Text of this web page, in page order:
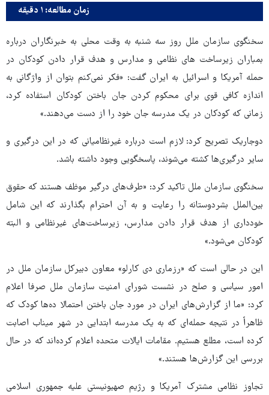
زمان مطالعه: ۱ دقیقه
سخنگوی سازمان ملل روز سه شنبه به وقت محلی به خبرنگاران درباره
بمباران زیرساخت های نظامی و مدارس و هدف قرار دادن کودکان در
حمله آمریکا و اسرائیل به ایران گفت: «فکر نمی‌کنم بتوان از واژگانی به
اندازه کافی قوی برای محکوم کردن جان باختن کودکان استفاده کرد،
زمانی که کودکان در یک مدرسه جان خود را از دست می‌دهند.»
دوجاریک تصریح کرد: لازم است درباره غیرنظامیانی که در این درگیری و
سایر درگیری‌ها کشته می‌شوند، پاسخگویی وجود داشته باشد.
سخنگوی سازمان ملل تاکید کرد: «طرف‌های درگیر موظف‌ هستند که حقوق
بین‌الملل بشردوستانه را رعایت و به آن احترام بگذارند که این شامل
خودداری از هدف قرار دادن مدارس، زیرساخت‌های غیرنظامی و البته
کودکان می‌شود.»
این در حالی است که «رزماری دی کارلو» معاون دبیرکل سازمان ملل در
امور سیاسی و صلح در نشست شورای امنیت سازمان ملل صرفا اعلام
کرد: «ما از گزارش‌های ایران در مورد جان باختن احتمالا ده‌ها کودک که
ظاهراً در نتیجه حمله‌ای که به یک مدرسه ابتدایی در شهر میناب اصابت
کرده است، مطلع هستیم. مقامات ایالات متحده اعلام کرده‌اند که در حال
بررسی این گزارش‌ها هستند.»
تجاوز نظامی مشترک آمریکا و رژیم صهیونیستی علیه جمهوری اسلامی